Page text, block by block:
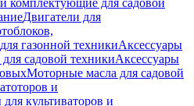
комплектующие для садовой
Двигатели для
газонной техникиАксессуары
садовой техникиАксессуары
Моторные масла для садовой
и
культиваторов и